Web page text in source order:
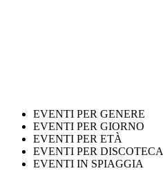
EVENTI PER GENERE
EVENTI PER GIORNO
EVENTI PER ETÀ
EVENTI PER DISCOTECA
EVENTI IN SPIAGGIA